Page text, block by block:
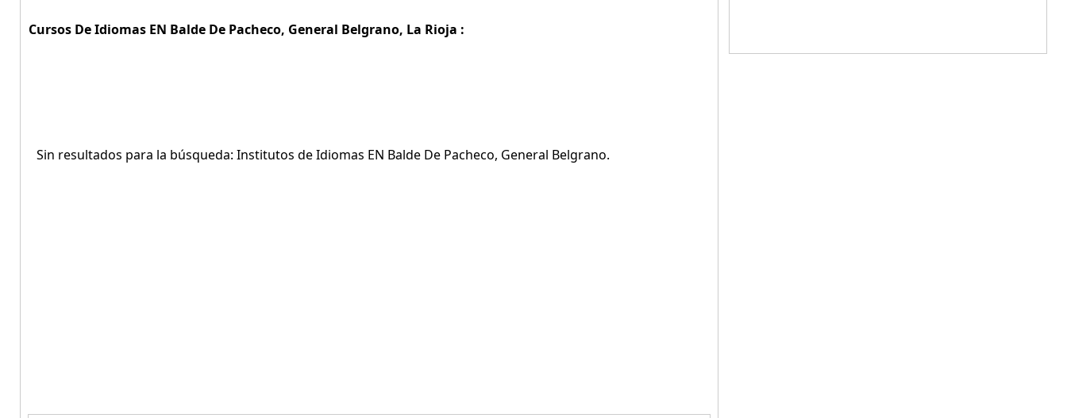
Cursos De Idiomas EN Balde De Pacheco, General Belgrano, La Rioja :
Sin resultados para la búsqueda: Institutos de Idiomas EN Balde De Pacheco, General Belgrano.